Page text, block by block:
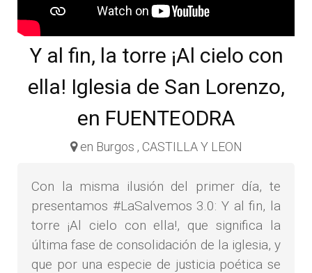
Y al fin, la torre ¡Al cielo con
ella! Iglesia de San Lorenzo,
en FUENTEODRA
en Burgos , CASTILLA Y LEON
Con la misma ilusión del primer día, te
presentamos #LaSalvemos 3.0: Y al fin, la
torre ¡Al cielo con ella!, que significa la
última fase de consolidación de la iglesia, y
que por una especie de justicia poética se